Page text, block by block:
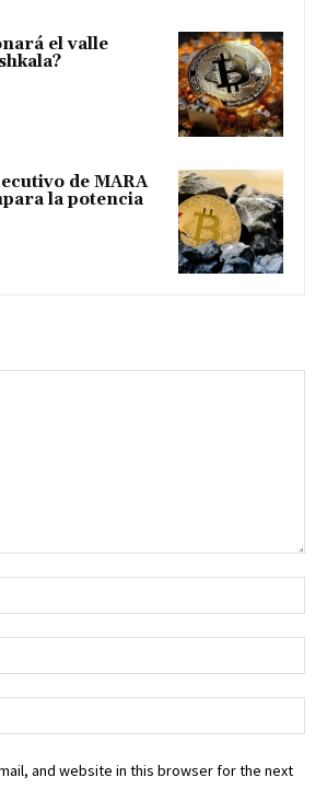
el valle
de MARA
la potencia
and website in this browser for the next